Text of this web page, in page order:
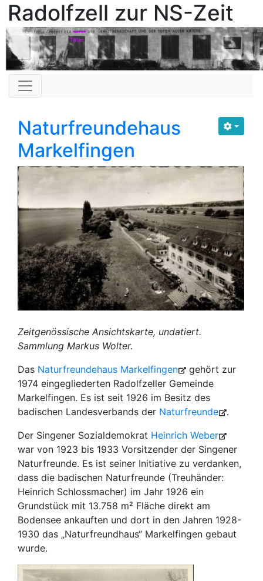
Radolfzell zur NS-Zeit
Naturfreundehaus
Markelfingen
Zeitgenössische Ansichtskarte, undatiert.
Sammlung Markus Wolter.
Das Naturfreundehaus Markelfingen
gehört zur
1974 eingegliederten Radolfzeller Gemeinde
Markelfingen. Es ist seit 1926 im Besitz des
badischen Landesverbands der Naturfreunde
.
Der Singener Sozialdemokrat Heinrich Weber
war von 1923 bis 1933 Vorsitzender der Singener
Naturfreunde. Es ist seiner Initiative zu verdanken,
dass die badischen Naturfreunde (Treuhänder:
Heinrich Schlossmacher) im Jahr 1926 ein
Grundstück mit 13.758 m² Fläche direkt am
Bodensee ankauften und dort in den Jahren 1928-
1930 das „Naturfreundhaus“ Markelfingen gebaut
wurde.